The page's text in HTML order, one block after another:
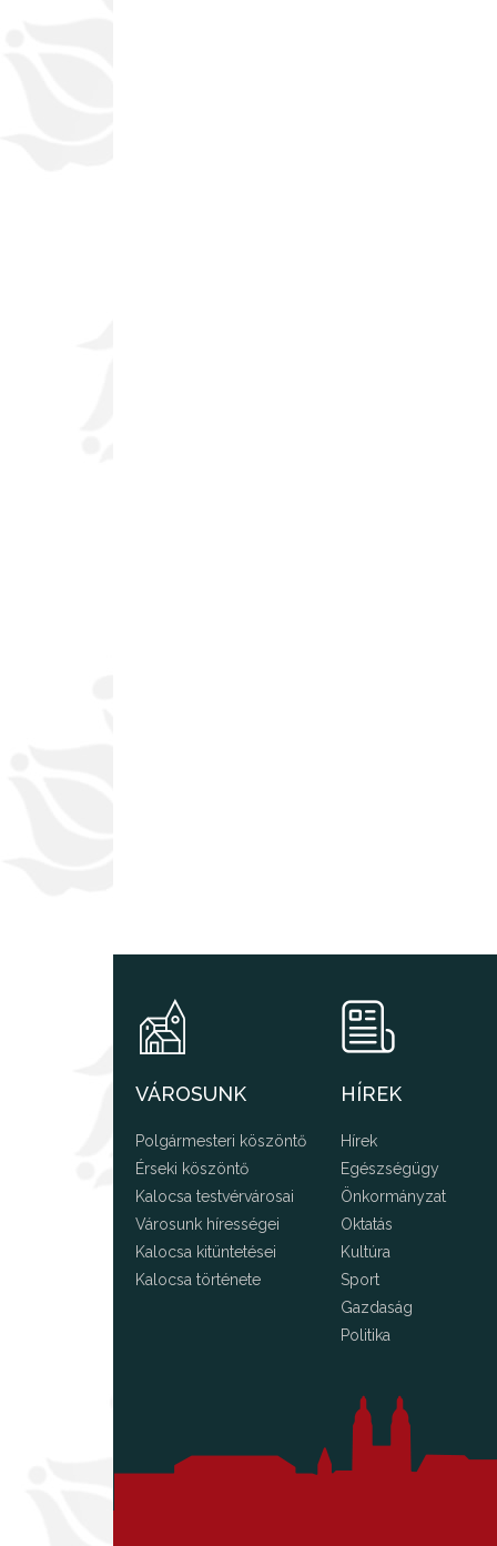
VÁROSUNK
Polgármesteri köszöntő
Érseki köszöntő
Kalocsa testvérvárosai
Városunk hírességei
Kalocsa kitüntetései
Kalocsa története
HÍREK
Hírek
Egészségügy
Önkormányzat
Oktatás
Kultúra
Sport
Gazdaság
Politika